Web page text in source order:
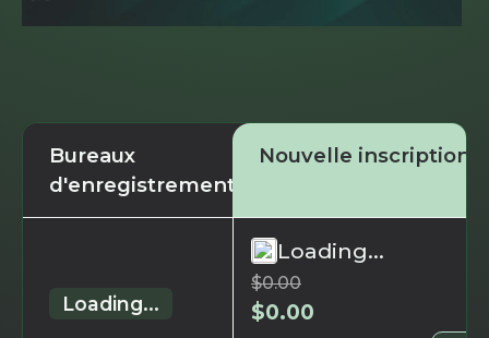
Bureaux
d'enregistrement
Nouvelle inscription
Loading...
Loading...
$0.00
$0.00